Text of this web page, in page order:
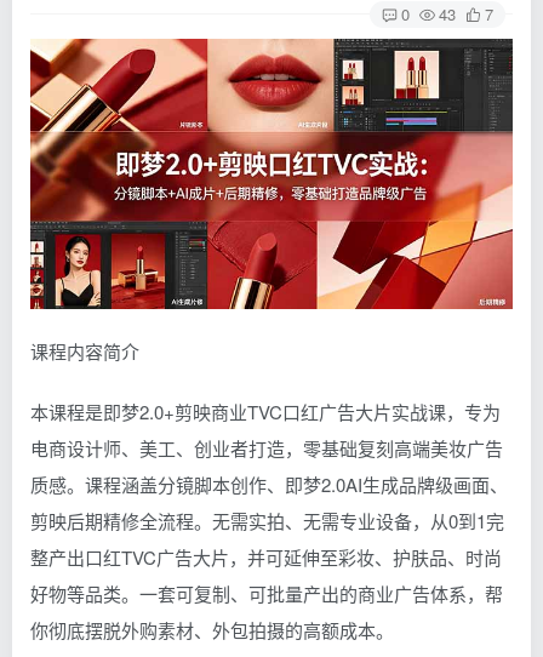
0 43 7
课程内容简介
本课程是即梦2.0+剪映商业TVC口红广告大片实战课，专为
电商设计师、美工、创业者打造，零基础复刻高端美妆广告
质感。课程涵盖分镜脚本创作、即梦2.0AI生成品牌级画面、
剪映后期精修全流程。无需实拍、无需专业设备，从0到1完
整产出口红TVC广告大片，并可延伸至彩妆、护肤品、时尚
好物等品类。一套可复制、可批量产出的商业广告体系，帮
你彻底摆脱外购素材、外包拍摄的高额成本。